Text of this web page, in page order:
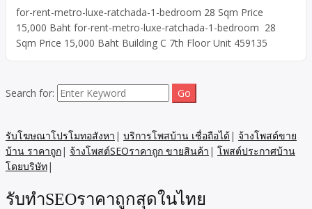
for-rent-metro-luxe-ratchada-1-bedroom 28 Sqm Price
15,000 Baht for-rent-metro-luxe-ratchada-1-bedroom 28
Sqm Price 15,000 Baht Building C 7th Floor Unit 459135
Search for:
รับโฆษณาโปรโมทอสังหา | บริการโพสบ้าน เชื่อถือได้| จ้างโพสต์ขาย
บ้าน ราคาถูก| จ้างโพสต์SEOราคาถูก ขายสินค้า | โพสต์ประกาศบ้าน
โดยบริษัท|
รับทำSEOราคาถูกสุดในไทย